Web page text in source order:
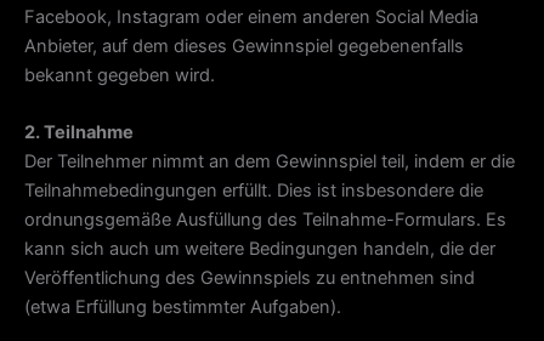
Facebook, Instagram oder einem anderen Social Media
Anbieter, auf dem dieses Gewinnspiel gegebenenfalls
bekannt gegeben wird.
2. Teilnahme
Der Teilnehmer nimmt an dem Gewinnspiel teil, indem er die
Teilnahmebedingungen erfüllt. Dies ist insbesondere die
ordnungsgemäße Ausfüllung des Teilnahme-Formulars. Es
kann sich auch um weitere Bedingungen handeln, die der
Veröffentlichung des Gewinnspiels zu entnehmen sind
(etwa Erfüllung bestimmter Aufgaben).